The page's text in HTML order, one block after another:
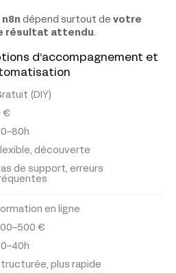
dépend surtout de votre
résultat attendu.
d’accompagnement et
(DIY)
€
découverte
de support, erreurs
en ligne
€
plus rapide